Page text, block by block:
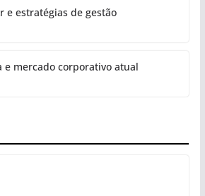
e estratégias de gestão
e mercado corporativo atual